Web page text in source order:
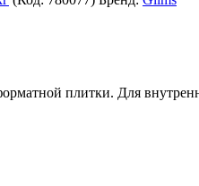
плитки. Для